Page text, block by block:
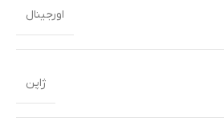
اورجینال
ژاپن